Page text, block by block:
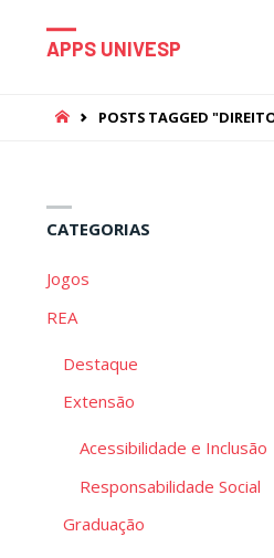
APPS UNIVESP
HOMEPOSTS TAGGED
CATEGORIAS
Jogos
REA
Destaque
Extensão
Acessibilidade e Inclusão
Responsabilidade Social
Graduação